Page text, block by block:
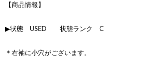
【商品情報】
▶状態 USED 状態ランク C
＊右袖に小穴がございます。